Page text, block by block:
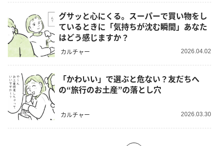
グサッと心にくる。スーパーで買い物をし
ているときに「気持ちが沈む瞬間」あなた
はどう感じますか？
カルチャー 2026.04.02
「かわいい」で選ぶと危ない？友だちへ
の“旅行のお土産”の落とし穴
カルチャー 2026.03.30